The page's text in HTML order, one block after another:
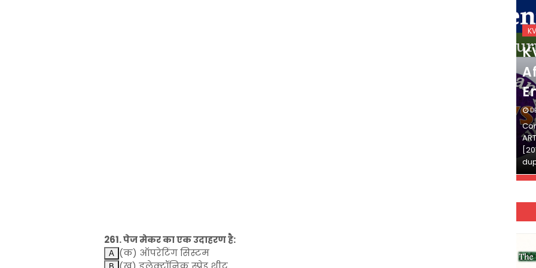
261. पेज मेकर का एक उदाहरण है:
(क) ऑपरेटिंग सिस्टम